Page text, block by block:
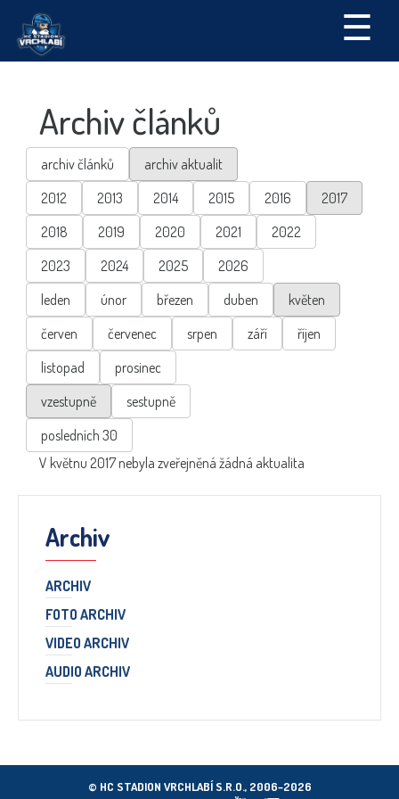
☰
Archiv článků
archiv článků
archiv aktualit
2012
2013 2014 2015 2016
2017
2018
2019 2020 2021
2022
2023
2024 2025
2026
leden
únor březen duben
květen
červen
červenec srpen září
říjen
listopad
prosinec
vzestupně
sestupně
posledních 30
V květnu 2017 nebyla zveřejněná žádná aktualita
Archiv
ARCHIV
FOTO ARCHIV
VIDEO ARCHIV
AUDIO ARCHIV
© HC STADION VRCHLABÍ S.R.O., 2006–2026